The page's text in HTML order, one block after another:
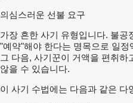
의심스러운 선불 요구
가장 흔한 사기 유형입니다. 불공
"예약"해야 한다는 명목으로 일
그 다음, 사기꾼이 거액을 편취하
않을 수 있습니다.
이 사기 수법에는 다음과 같은 다